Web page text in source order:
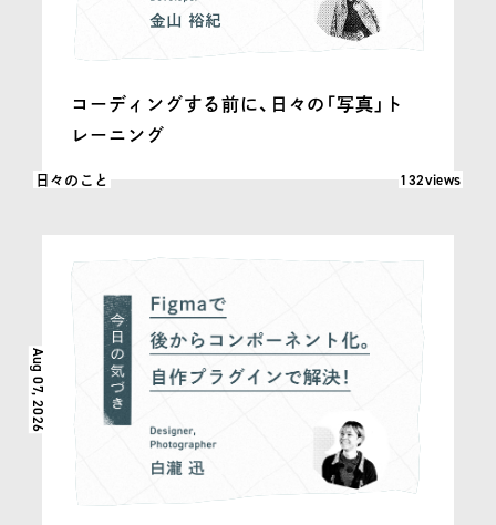
コーディングする前に、日々の「写真」ト
レーニング
日々のこと 閲覧数: 132
132views
Aug 07, 2026